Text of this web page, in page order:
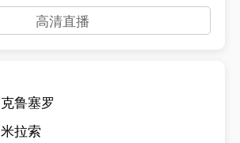
高清直播
克鲁塞罗
米拉索